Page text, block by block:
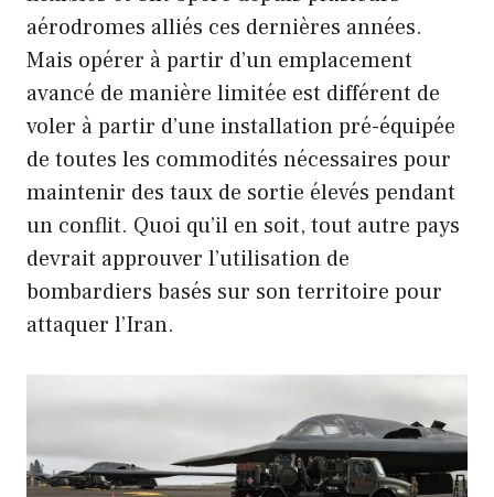
aérodromes alliés ces dernières années.
Mais opérer à partir d’un emplacement
avancé de manière limitée est différent de
voler à partir d’une installation pré-équipée
de toutes les commodités nécessaires pour
maintenir des taux de sortie élevés pendant
un conflit. Quoi qu’il en soit, tout autre pays
devrait approuver l’utilisation de
bombardiers basés sur son territoire pour
attaquer l’Iran.